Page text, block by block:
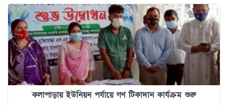
কলাপাড়ায় ইউনিয়ন পর্যায়ে গণ টিকাদান কার্যক্রম শুরু